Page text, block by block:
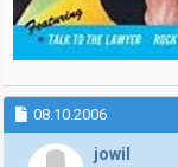
08.10.2006
jowil